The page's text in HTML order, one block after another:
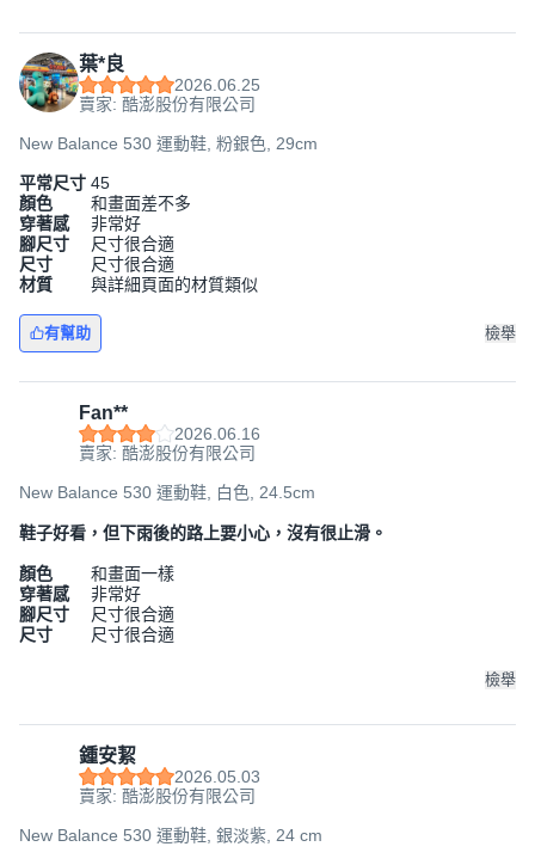
葉*良
2026.06.25
賣家: 酷澎股份有限公司
New Balance 530 運動鞋, 粉銀色, 29cm
平常尺寸 45
顏色
和畫面差不多
穿著感
非常好
腳尺寸
尺寸很合適
尺寸
尺寸很合適
材質
與詳細頁面的材質類似
有幫助 檢舉
Fan**
2026.06.16
賣家: 酷澎股份有限公司
New Balance 530 運動鞋, 白色, 24.5cm
鞋子好看，但下雨後的路上要小心，沒有很止滑。
顏色
和畫面一樣
穿著感
非常好
腳尺寸
尺寸很合適
尺寸
尺寸很合適
檢舉
鍾安絜
2026.05.03
賣家: 酷澎股份有限公司
New Balance 530 運動鞋, 銀淡紫, 24 cm